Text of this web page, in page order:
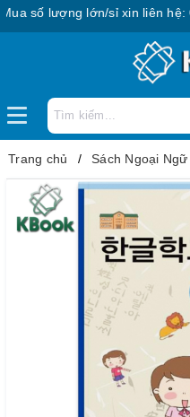
số lượng lớn/sỉ xin liên hệ:
Trang chủ Sách Ngoại Ngữ